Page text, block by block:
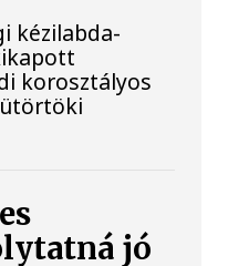
kézilabda-
korosztályos
jó